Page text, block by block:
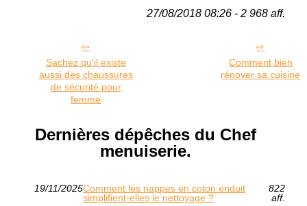
27/08/2018 08:26 - 2 968 aff.
Sachez qu’il existe
aussi des chaussures
de sécurité pour
femme
Comment bien
rénover sa cuisine
Dernières dépêches du Chef
menuiserie.
19/11/2025Comment les nappes en coton enduit
simplifient-elles le nettoyage ?
822
aff.